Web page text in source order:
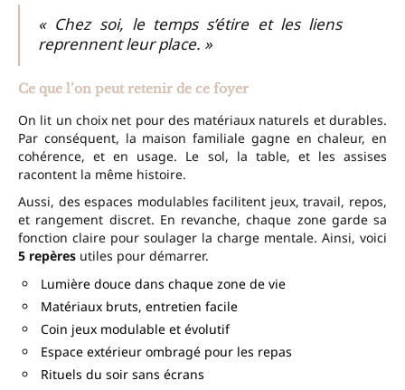
« Chez soi, le temps s’étire et les liens
reprennent leur place. »
Ce que l’on peut retenir de ce foyer
On lit un choix net pour des matériaux naturels et durables.
Par conséquent, la maison familiale gagne en chaleur, en
cohérence, et en usage. Le sol, la table, et les assises
racontent la même histoire.
Aussi, des espaces modulables facilitent jeux, travail, repos,
et rangement discret. En revanche, chaque zone garde sa
fonction claire pour soulager la charge mentale. Ainsi, voici
5 repères utiles pour démarrer.
Lumière douce dans chaque zone de vie
Matériaux bruts, entretien facile
Coin jeux modulable et évolutif
Espace extérieur ombragé pour les repas
Rituels du soir sans écrans